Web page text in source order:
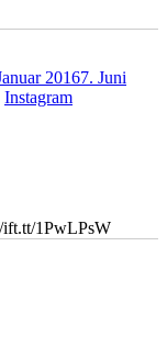
20167. Juni
Instagram
ift.tt/1PwLPsW